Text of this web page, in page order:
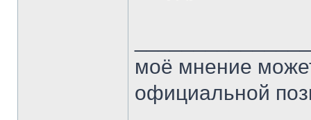
моё мнение
официальной